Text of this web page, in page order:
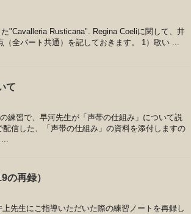
"Cavalleria Rusticana". Regina Coeliに関して、井
全パート共通）を記しておきます。 1）歌い ...
て
練習で、早河先生が「声帯の仕組み」について説
信した、「声帯の仕組み」の資料を添付しますの
の再録）
先生にご指導いただいた際の練習ノートを再録し